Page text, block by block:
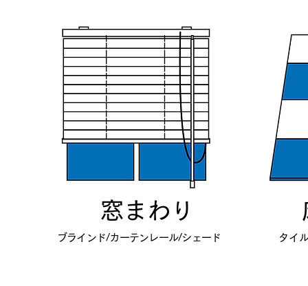
​窓まわり
ブラインド/カーテンレール/シェード タイ